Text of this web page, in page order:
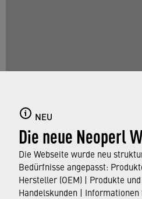
NEU
Die neue Neoperl
Die Webseite wurde neu
Bedürfnisse angepasst:
Hersteller (OEM) | Produkte
Handelskunden |
Martin Doll erklärt, welche Vorteile
Armaturenherstellern bringt